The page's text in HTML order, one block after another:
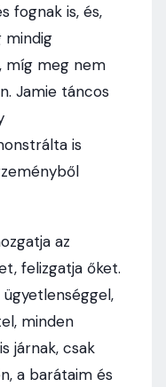
fognak is, és,
mindig
míg meg nem
Jamie táncos
is
az
felizgatja őket.
minden
járnak, csak
a barátaim és